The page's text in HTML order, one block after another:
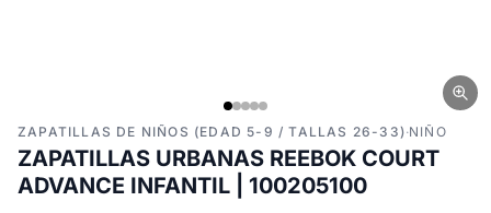
ZAPATILLAS DE NIÑOS (EDAD 5-9 / TALLAS 26-33)·NIÑO
ZAPATILLAS URBANAS REEBOK COURT
ADVANCE INFANTIL | 100205100